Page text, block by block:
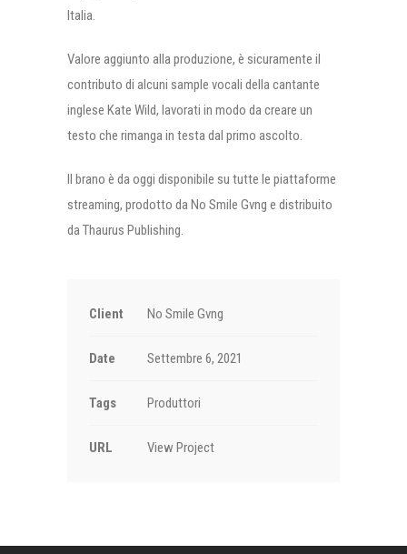
Italia.
Valore aggiunto alla produzione, è sicuramente il
contributo di alcuni sample vocali della cantante
inglese Kate Wild, lavorati in modo da creare un
testo che rimanga in testa dal primo ascolto.
Il brano è da oggi disponibile su tutte le piattaforme
streaming, prodotto da No Smile Gvng e distribuito
da Thaurus Publishing.
Client No Smile Gvng
Date Settembre 6, 2021
Tags Produttori
URL View Project